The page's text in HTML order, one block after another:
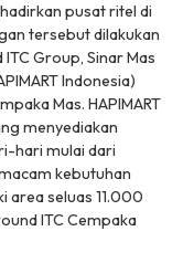
pusat ritel di
tersebut dilakukan
Group, Sinar Mas
Indonesia)
Mas. HAPIMART
menyediakan
hari mulai dari
kebutuhan
area seluas 11.000
ITC Cempaka